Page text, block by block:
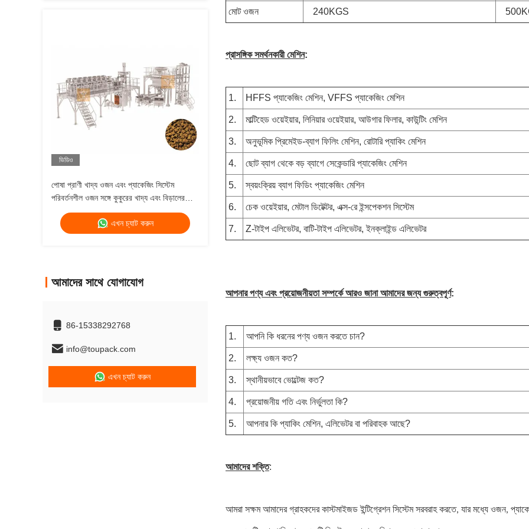
ভিডিও
পোষা প্রাণী খাদ্য ওজন এবং প্যাকেজিং সিস্টেম
পরিবর্তনশীল ওজন সঙ্গে কুকুরের খাদ্য এবং বিড়ালের
খাদ্য মাল্টিহেড ওজন
এখন চ্যাট করুন
আমাদের সাথে যোগাযোগ
86-15338292768
info@toupack.com
এখন চ্যাট করুন
মোট ওজন 240KGS
প্রাসঙ্গিক সমর্থনকারী মেশিন:
1. HFFS প্যাকেজিং মেশিন, VFFS প্যাকেজিং মেশিন
2. মাল্টিহেড ওয়েইয়ার, লিনিয়ার ওয়েইয়ার, আউগার ফিলার, কাউন্টিং মেশিন
3. অনুভূমিক প্রিমেইড-ব্যাগ ফিলিং মেশিন, রোটারি প্যাকিং মেশিন
4. ছোট ব্যাগ থেকে বড় ব্যাগে সেকেন্ডারি প্যাকেজিং মেশিন
5. স্বয়ংক্রিয় ব্যাগ ফিডিং প্যাকেজিং মেশিন
6. চেক ওয়েইয়ার, মেটাল ডিটেক্টর, এক্স-রে ইন্সপেকশন সিস্টেম
7. Z-টাইপ এলিভেটর, বাটি-টাইপ এলিভেটর, ইনক্লাইন্ড এলিভেটর
আপনার পণ্য এবং প্রয়োজনীয়তা সম্পর্কে আরও জানা আমাদের জন্য গুরুত্বপূর্ণ:
1. আপনি কি ধরনের পণ্য ওজন করতে চান?
2. লক্ষ্য ওজন কত?
3. স্থানীয়ভাবে ভোল্টেজ কত?
4. প্রয়োজনীয় গতি এবং নির্ভুলতা কি?
5. আপনার কি প্যাকিং মেশিন, এলিভেটর বা পরিবাহক আছে?
আমাদের শক্তি:
আমরা সক্ষমআমাদের গ্রাহকদের কাস্টমাইজড ইন্টিগ্রেশন সিস্টেম সরবরাহ করতে, যার মধ্যে ওজন,